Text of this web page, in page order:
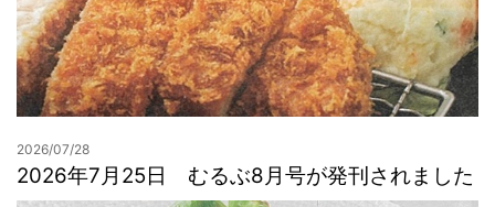
2026/07/28
2026年7月25日 むるぶ8月号が発刊されました